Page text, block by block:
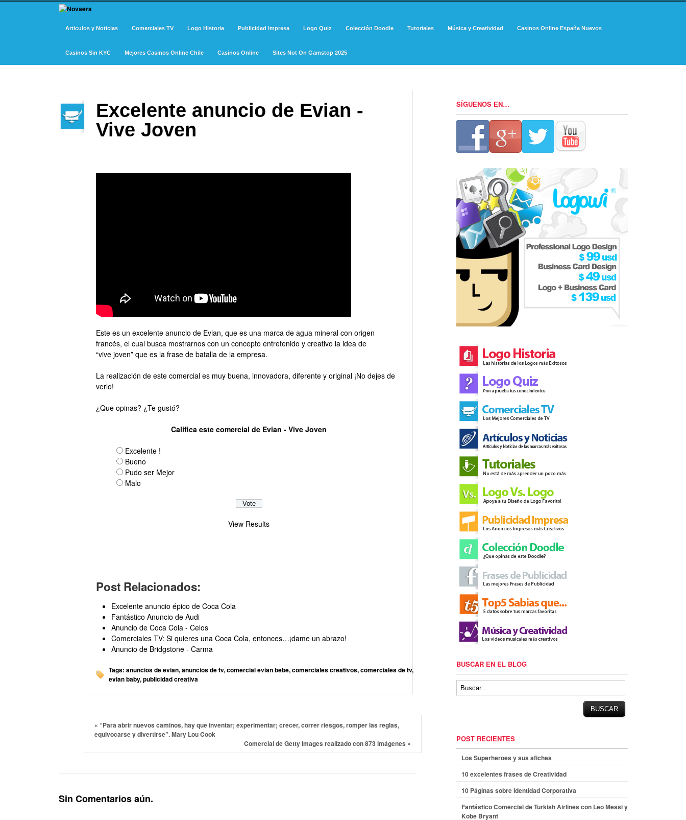
Articulos y Noticias Comerciales TV Logo Historia Publicidad Impresa Logo Quiz Colección Doodle Tutoriales Música y Creatividad Casinos Online España Nuevos
Casinos Sin KYC Mejores Casinos Online Chile Casinos Online Sites Not On Gamstop 2025
Excelente anuncio de Evian -
Vive Joven
Este es un excelente anuncio de Evian, que es una marca de agua mineral con origen
francés, el cual busca mostrarnos con un concepto entretenido y creativo la idea de
“vive joven” que es la frase de batalla de la empresa.
La realización de este comercial es muy buena, innovadora, diferente y original ¡No dejes de
verlo!
¿Que opinas? ¿Te gustó?
Califica este comercial de Evian - Vive Joven
Excelente !
Bueno
Pudo ser Mejor
Malo
View Results
Post Relacionados:
Excelente anuncio épico de Coca Cola
Fantástico Anuncio de Audi
Anuncio de Coca Cola - Celos
Comerciales TV: Si quieres una Coca Cola, entonces…¡dame un abrazo!
Anuncio de Bridgstone - Carma
Tags: anuncios de evian,anuncios de tv,comercial evian bebe,comerciales creativos,comerciales de tv,
evian baby,publicidad creativa
« “Para abrir nuevos caminos, hay que inventar; experimentar; crecer, correr riesgos, romper las reglas,
equivocarse y divertirse”. Mary Lou Cook
Comercial de Getty Images realizado con 873 imágenes »
Sin Comentarios aún.
SÍGUENOS EN…
BUSCAR EN EL BLOG
POST RECIENTES
Los Superheroes y sus afiches
10 excelentes frases de Creatividad
10 Páginas sobre Identidad Corporativa
Fantástico Comercial de Turkish Airlines con Leo Messi y
Kobe Bryant